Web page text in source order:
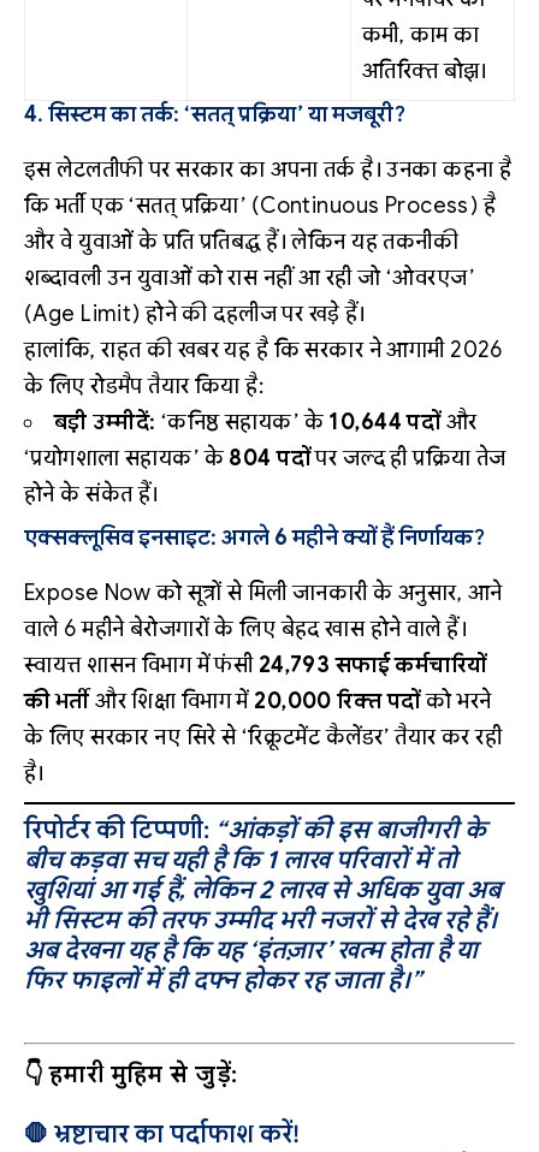
कमी, काम का
अतिरिक्त बोझ।
4. सिस्टम का तर्क: ‘सतत् प्रक्रिया’ या मजबूरी?
इस लेटलतीफी पर सरकार का अपना तर्क है। उनका कहना है
कि भर्ती एक ‘सतत् प्रक्रिया’ (Continuous Process) है
और वे युवाओं के प्रति प्रतिबद्ध हैं। लेकिन यह तकनीकी
शब्दावली उन युवाओं को रास नहीं आ रही जो ‘ओवरएज’
(Age Limit) होने की दहलीज पर खड़े हैं।
हालांकि, राहत की खबर यह है कि सरकार ने आगामी 2026
के लिए रोडमैप तैयार किया है:
बड़ी उम्मीदें: ‘कनिष्ठ सहायक’ के 10,644 पदोंऔर
‘प्रयोगशाला सहायक’ के 804 पदोंपर जल्द ही प्रक्रिया तेज
होने के संकेत हैं।
एक्सक्लूसिव इनसाइट: अगले 6 महीने क्यों हैं निर्णायक?
Expose Now को सूत्रों से मिली जानकारी के अनुसार, आने
वाले 6 महीने बेरोजगारों के लिए बेहद खास होने वाले हैं।
स्वायत्त शासन विभाग में फंसी 24,793 सफाई कर्मचारियों
की भर्ती और शिक्षा विभाग में 20,000 रिक्त पदोंको भरने
के लिए सरकार नए सिरे से ‘रिक्रूटमेंट कैलेंडर’ तैयार कर रही
है।
रिपोर्टर की टिप्पणी: “आंकड़ों की इस बाजीगरी के
बीच कड़वा सच यही है कि 1 लाख परिवारों में तो
खुशियां आ गई हैं, लेकिन 2 लाख से अधिक युवा अब
भी सिस्टम की तरफ उम्मीद भरी नजरों से देख रहे हैं।
अब देखना यह है कि यह ‘इंतज़ार’ खत्म होता है या
फिर फाइलों में ही दफ्न होकर रह जाता है।”
👇 हमारी मुहिम से जुड़ें:
🛑 भ्रष्टाचार का पर्दाफाश करें!